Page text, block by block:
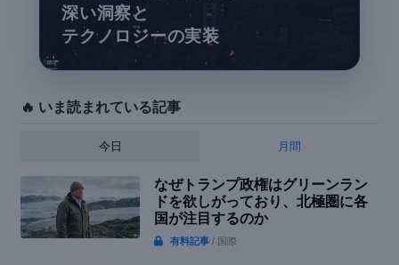
深い洞察と
テクノロジーの実装
🔥 いま読まれている記事
今日 月間
なぜトランプ政権はグリーンラン
ドを欲しがっており、北極圏に各
国が注目するのか
有料記事 / 国際